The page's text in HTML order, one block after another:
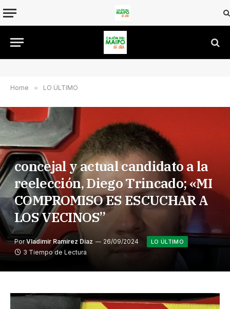
Home » LO ÚLTIMO
concejal y actual candidato a la
reelección, Diego Trincado; «MI
COMPROMISO ES ESCUCHAR A
LOS VECINOS”
Por Vladimir Ramirez Diaz 26/09/2024 LO ÚLTIMO
3 Tiempo de Lectura